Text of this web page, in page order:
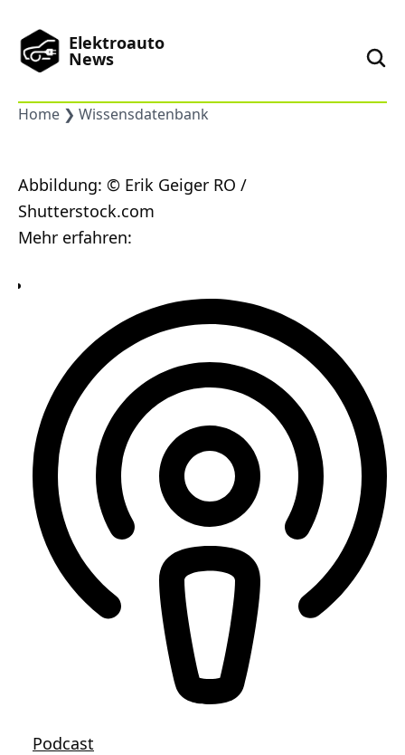
Elektroauto
News
Home Wissensdatenbank
Abbildung: © Erik Geiger RO /
Shutterstock.com
Mehr erfahren:
Podcast
News
Marken
Podcast
Lithium
Newsletter